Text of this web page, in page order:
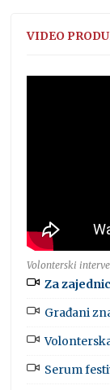
VIDEO
Volonterski
Za
Građani
Serum